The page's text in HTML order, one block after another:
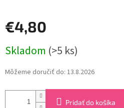
€4,80
cena:
Skladom (>5 ks)
Môžeme doručiť do: 13.8.2026
Pridať do košíka